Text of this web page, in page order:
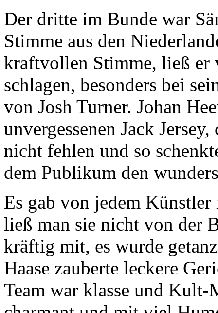
Der dritte im Bunde war
Stimme aus den
kraftvollen Stimme, ließ er
schlagen, besonders bei
von Josh Turner. Johan
unvergessenen Jack
nicht fehlen und so
dem Publikum den
Es gab von jedem
ließ man sie nicht von der
kräftig mit, es wurde
Haase zauberte leckere
Team war klasse und